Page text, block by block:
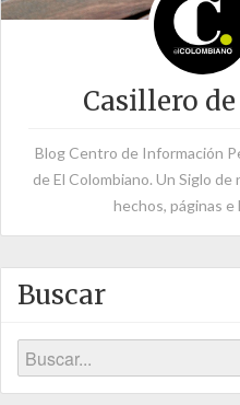
Casillero
Blog Centro de Información
de El Colombiano. Un Siglo
hechos, páginas e
Buscar